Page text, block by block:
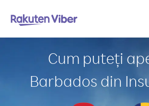
Cum puteți
Barbados din